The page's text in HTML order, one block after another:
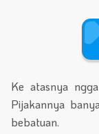
Ke atasnya
Pijakannya
bebatuan.